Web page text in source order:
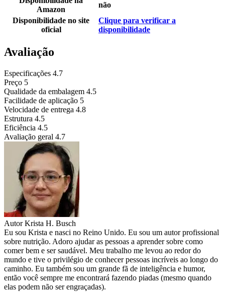
Amazon
não
Disponibilidade no site
oficial
Clique para verificar a
disponibilidade
Avaliação
Especificações 4.7
Preço 5
Qualidade da embalagem 4.5
Facilidade de aplicação 5
Velocidade de entrega 4.8
Estrutura 4.5
Eficiência 4.5
Avaliação geral 4.7
Autor Krista H. Busch
Eu sou Krista e nasci no Reino Unido. Eu sou um autor profissional
sobre nutrição. Adoro ajudar as pessoas a aprender sobre como
comer bem e ser saudável. Meu trabalho me levou ao redor do
mundo e tive o privilégio de conhecer pessoas incríveis ao longo do
caminho. Eu também sou um grande fã de inteligência e humor,
então você sempre me encontrará fazendo piadas (mesmo quando
elas podem não ser engraçadas).